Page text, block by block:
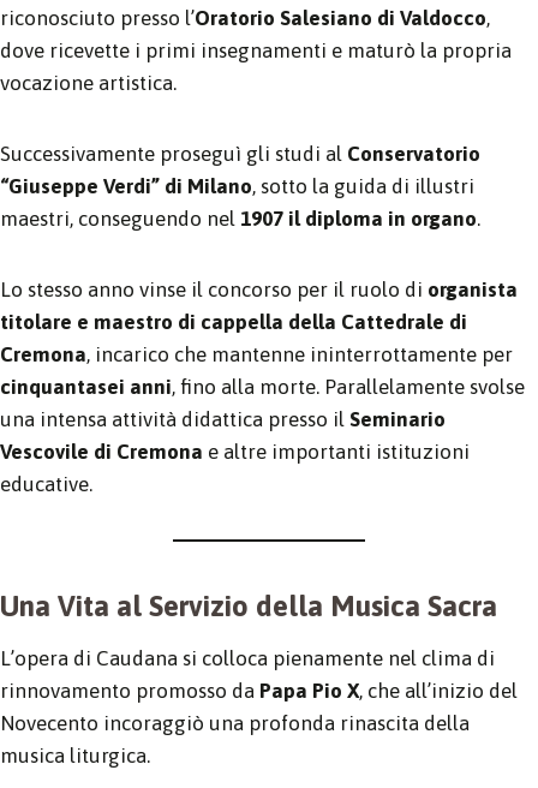
riconosciuto presso l’Oratorio Salesiano di Valdocco,
dove ricevette i primi insegnamenti e maturò la propria
vocazione artistica.
Successivamente proseguì gli studi al Conservatorio
“Giuseppe Verdi” di Milano, sotto la guida di illustri
maestri, conseguendo nel 1907 il diploma in organo.
Lo stesso anno vinse il concorso per il ruolo di organista
titolare e maestro di cappella della Cattedrale di
Cremona, incarico che mantenne ininterrottamente per
cinquantasei anni, fino alla morte. Parallelamente svolse
una intensa attività didattica presso il Seminario
Vescovile di Cremona e altre importanti istituzioni
educative.
Una Vita al Servizio della Musica Sacra
L’opera di Caudana si colloca pienamente nel clima di
rinnovamento promosso da Papa Pio X, che all’inizio del
Novecento incoraggiò una profonda rinascita della
musica liturgica.